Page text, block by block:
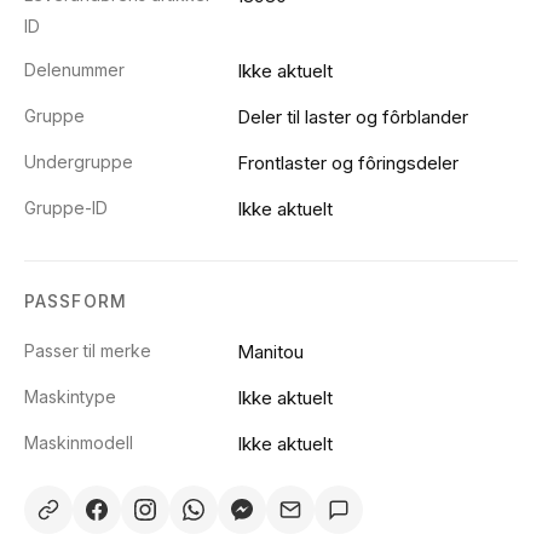
ID
Delenummer Ikke aktuelt
Gruppe Deler til laster og fôrblander
Undergruppe Frontlaster og fôringsdeler
Gruppe-ID Ikke aktuelt
PASSFORM
Passer til merke Manitou
Maskintype Ikke aktuelt
Maskinmodell Ikke aktuelt